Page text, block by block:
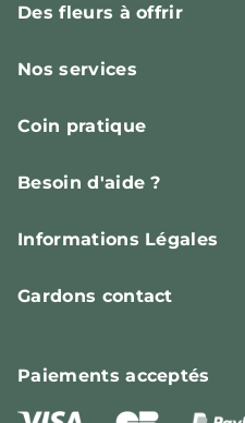
Des fleurs à offrir
Nos services
Coin pratique
Besoin d'aide ?
Informations Légales
Gardons contact
Paiementsacceptés